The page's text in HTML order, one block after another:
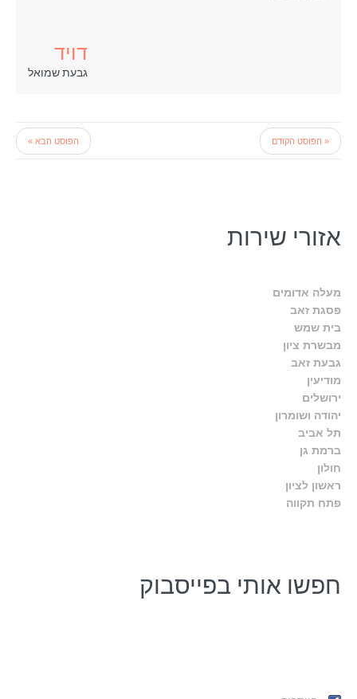
דויד
גבעת שמואל
« הפוסט הקודם הפוסט הבא »
אזורי שירות
מעלה אדומים
פסגת זאב
בית שמש
מבשרת ציון
גבעת זאב
מודיעין
ירושלים
יהודה ושומרון
תל אביב
ברמת גן
חולון
ראשון לציון
פתח תקווה
חפשו אותי בפייסבוק